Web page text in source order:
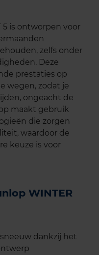
5 is ontworpen voor
zelfs onder
Deze
prestaties op
wegen, zodat je
ongeacht de
maakt gebruik
die zorgen
waardoor de
keuze is voor
WINTER
dankzij het